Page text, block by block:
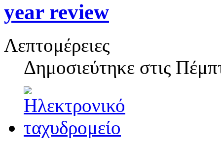
year review
Λεπτομέρειες
Δημοσιεύτηκε στις